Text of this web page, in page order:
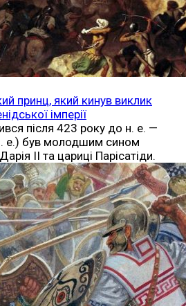
принц, який кинув виклик
імперії
після 423 року до н. е. —
е.) був молодшим сином
II та цариці Парісатіди.